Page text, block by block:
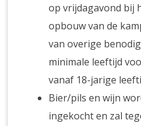
op vrijdagavond bij
opbouw van de
van overige
minimale leeftijd
vanaf 18-jarige
Bier/pils en wijn
ingekocht en zal